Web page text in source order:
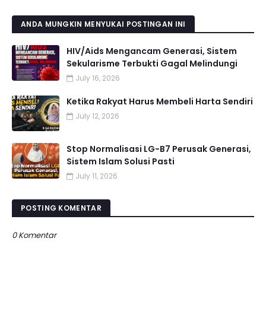
ANDA MUNGKIN MENYUKAI POSTINGAN INI
HIV/Aids Mengancam Generasi, Sistem
Sekularisme Terbukti Gagal Melindungi
July 16, 2026
Ketika Rakyat Harus Membeli Harta Sendiri
July 12, 2026
Stop Normalisasi LG-B7 Perusak Generasi,
Sistem Islam Solusi Pasti
July 11, 2026
POSTING KOMENTAR
0 Komentar